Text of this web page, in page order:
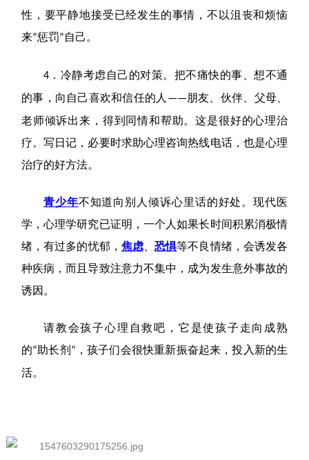
性，要平静地接受已经发生的事情，不以沮丧和烦恼
来“惩罚”自己。
4．冷静考虑自己的对策。把不痛快的事、想不通
的事，向自己喜欢和信任的人 ——朋友、伙伴、父母、
老师倾诉出来，得到同情和帮助。这是很好的心理治
疗。写日记，必要时求助心理咨询热线电话，也是心理
治疗的好方法。
青少年不知道向别人倾诉心里话的好处。现代医
学，心理学研究已证明，一个人如果长时间积累消极情
绪，有过多的忧郁 ， 焦虑、恐惧等不良情绪，会诱发各
种疾病，而且导致注意力不集中，成为发生意外事故的
诱因。
请教会孩子心理自救 吧，它是使孩子走向成熟
的“助长剂 ” ，孩子们会很快重新振奋起来，投入新的生
活。